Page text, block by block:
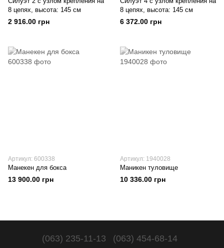
8 цепях, высота: 145 см
2 916.00 грн
8 цепях, высота: 145 см
6 372.00 грн
Артикул: 600338
Манекен для бокса
13 900.00 грн
Артикул: 1940028
Маникен туловище
10 336.00 грн
(063) 235-11-13 (063) 454-68-14